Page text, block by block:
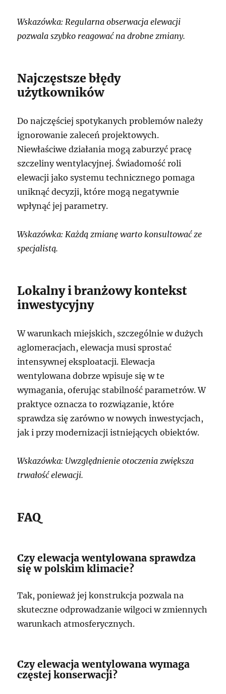
Wskazówka: Regularna obserwacja elewacji
pozwala szybko reagować na drobne zmiany.
Najczęstsze błędy
użytkowników
Do najczęściej spotykanych problemów należy
ignorowanie zaleceń projektowych.
Niewłaściwe działania mogą zaburzyć pracę
szczeliny wentylacyjnej. Świadomość roli
elewacji jako systemu technicznego pomaga
uniknąć decyzji, które mogą negatywnie
wpłynąć jej parametry.
Wskazówka: Każdą zmianę warto konsultować ze
specjalistą.
Lokalny i branżowy kontekst
inwestycyjny
W warunkach miejskich, szczególnie w dużych
aglomeracjach, elewacja musi sprostać
intensywnej eksploatacji. Elewacja
wentylowana dobrze wpisuje się w te
wymagania, oferując stabilność parametrów. W
praktyce oznacza to rozwiązanie, które
sprawdza się zarówno w nowych inwestycjach,
jak i przy modernizacji istniejących obiektów.
Wskazówka: Uwzględnienie otoczenia zwiększa
trwałość elewacji.
FAQ
Czy elewacja wentylowana sprawdza
się w polskim klimacie?
Tak, ponieważ jej konstrukcja pozwala na
skuteczne odprowadzanie wilgoci w zmiennych
warunkach atmosferycznych.
Czy elewacja wentylowana wymaga
częstej konserwacji?